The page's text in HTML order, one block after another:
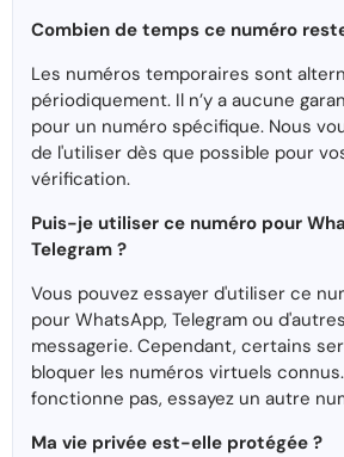
Combien de temps ce numéro
Les numéros temporaires sont
périodiquement. Il n’y a aucune
pour un numéro spécifique. Nous
de l'utiliser dès que possible pour
vérification.
Puis-je utiliser ce numéro pour
Telegram ?
Vous pouvez essayer d'utiliser ce
pour WhatsApp, Telegram ou
messagerie. Cependant, certains
bloquer les numéros virtuels
fonctionne pas, essayez un autre
Ma vie privée est-elle protégée ?